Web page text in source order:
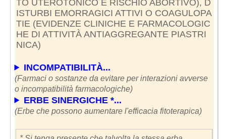
TO UTEROTONICO E RISCHIO ABORTIVO), D
ISTURBI EMORRAGICI ATTIVI O COAGULOPA
TIE (EVIDENZE CLINICHE E FARMACOLOGIC
HE DI ATTIVITÀ ANTIAGGREGANTE PIASTRI
NICA)
INCOMPATIBILITÀ...
(Farmaci o sostanze da evitare per interazioni avverse
o incompatibilità farmacologiche)
ERBE SINERGICHE *...
(Erbe che possono aumentare l'efficacia fitoterapica)